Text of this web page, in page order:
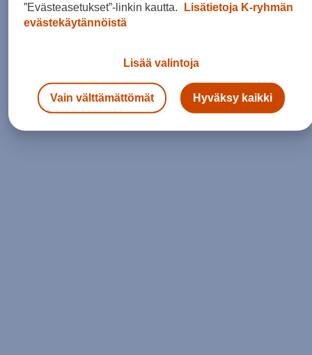
Valitettavasti nyt tapahtui
jotain odottamatonta!
Siirry etusivulle
”Evästeasetukset”-linkin kautta.
Lisätietoja K-ryhmän
evästekäytännöistä
Lisää valintoja
Vain välttämättömät Hyväksy kaikki